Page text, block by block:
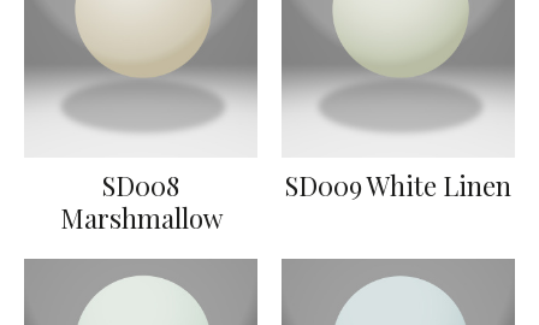
SD008
Marshmallow
SD009 White Linen